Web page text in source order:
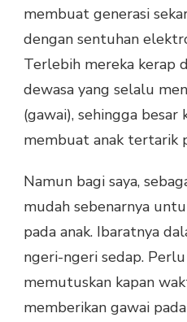
membuat generasi
dengan sentuhan
Terlebih mereka kerap
dewasa yang selalu
(gawai), sehingga besar
membuat anak tertarik
Namun bagi saya,
mudah sebenarnya
pada anak. Ibaratnya
ngeri-ngeri sedap.
memutuskan kapan
memberikan gawai